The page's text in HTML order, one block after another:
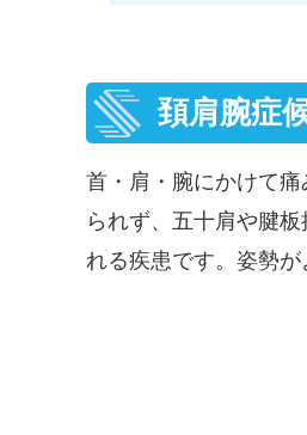
頚肩腕症
首・肩・腕にかけて
られず、五十肩や腱
れる疾患です。姿勢が